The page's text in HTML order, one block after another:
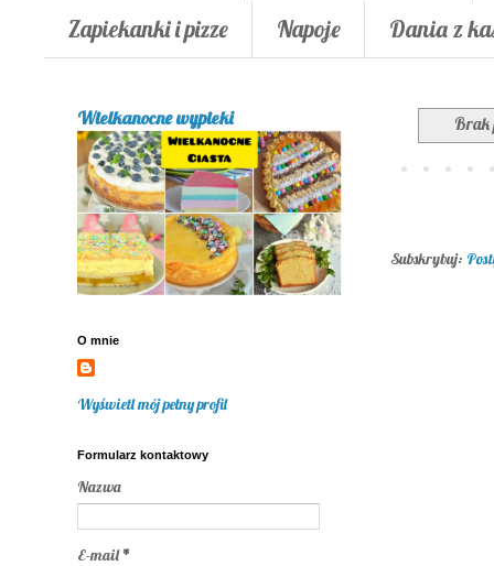
Zapiekanki i pizze
Napoje Dania z
Brak
Subskrybuj:
Wielkanocne wypieki
O mnie
Wyświetl mój pełny profil
Formularz kontaktowy
Nazwa
E-mail*